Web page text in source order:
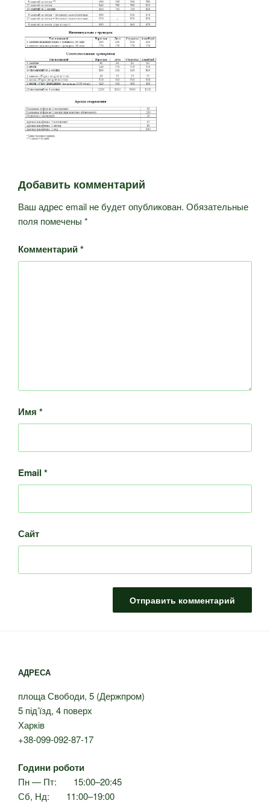
Добавить комментарий
Ваш адрес email не будет опубликован. Обязательные
поля помечены *
Комментарий*
Имя *
Email *
Сайт
АДРЕСА
площа Свободи, 5 (Держпром)
5 під’їзд, 4 поверх
Харків
+38-099-092-87-17
Години роботи
Пн — Пт: 15:00–20:45
Сб, Нд: 11:00–19:00